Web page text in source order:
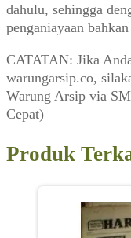
dahulu, sehingga
penganiayaan
CATATAN: Jika
warungarsip.co,
Warung Arsip via
Cepat)
Produk